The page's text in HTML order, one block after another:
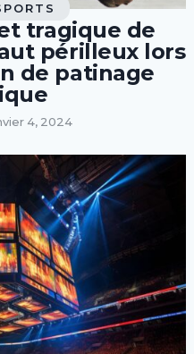
tragique de
périlleux lors
de patinage
4, 2024